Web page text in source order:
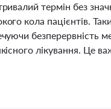
термін без
кола пацієнтів.
безперервність
лікування. Це